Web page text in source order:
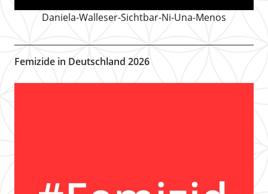
Daniela-Walleser-Sichtbar-Ni-Una-Menos
Femizide in Deutschland 2026